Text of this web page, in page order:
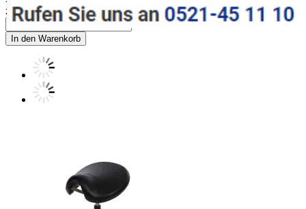
zzgl. 19% MwSt. zzgl.Versand
In den Warenkorb